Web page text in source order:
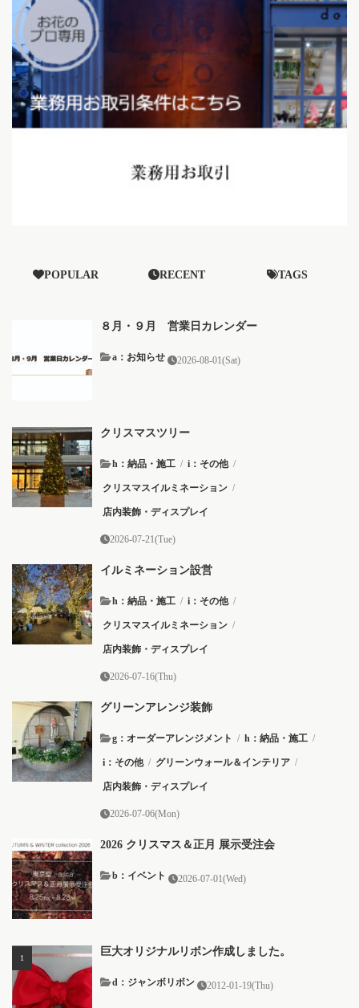
POPULAR RECENT TAGS
８月・９月 営業日カレンダー
a：お知らせ 2026-08-01(Sat)
クリスマスツリー
h：納品・施工 / i：その他 /
クリスマスイルミネーション /
店内装飾・ディスプレイ
2026-07-21(Tue)
イルミネーション設営
h：納品・施工 / i：その他 /
クリスマスイルミネーション /
店内装飾・ディスプレイ
2026-07-16(Thu)
グリーンアレンジ装飾
g：オーダーアレンジメント / h：納品・施工 /
i：その他 / グリーンウォール＆インテリア /
店内装飾・ディスプレイ
2026-07-06(Mon)
2026 クリスマス＆正月 展示受注会
b：イベント 2026-07-01(Wed)
巨大オリジナルリボン作成しました。
2012-01-19(Thu)
d：ジャンボリボン